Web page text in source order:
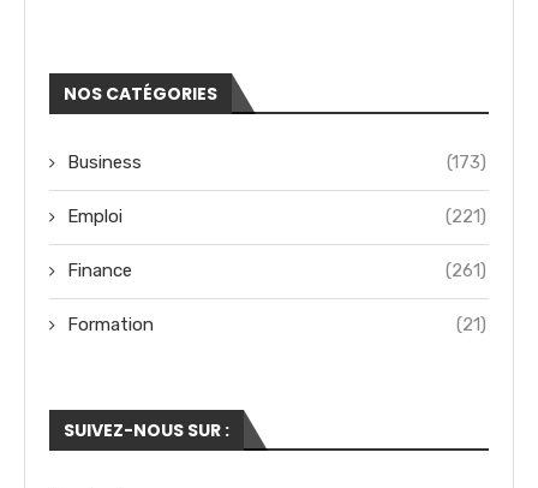
NOS CATÉGORIES
Business (173)
Emploi (221)
Finance (261)
Formation (21)
SUIVEZ-NOUS SUR :